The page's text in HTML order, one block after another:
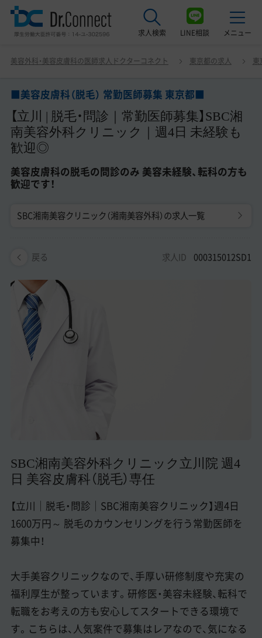
求人検索 LINE相談 メニュー
美容クリニック見学ご希望の方はこちら
サービス紹介
ドクターコネクトの強み
エージェント紹介
美容医療医師の転職お役立ちコンテンツ
美容クリニック見学・研修情報
美容外科・美容皮膚科の医師転職体験談
美容クリニックインタビュー
医師採用ご担当者様・その他問い合わせ
美容外科・美容皮膚科の医師求人ドクターコネクト 東京都の求人 東
■美容皮膚科（脱毛） 常勤医師募集 東京都■
【立川 | 脱毛・問診｜常勤医師募集】SBC湘
南美容外科クリニック｜週4日 未経験も
歓迎◎
美容皮膚科の脱毛の問診のみ 美容未経験、転科の方も
歓迎です！
SBC湘南美容クリニック（湘南美容外科）の求人一覧
戻る 求人ID 000315012SD1
SBC湘南美容外科クリニック立川院 週4
日 美容皮膚科（脱毛）専任
【立川｜脱毛・問診｜SBC湘南美容クリニック】週4日
1600万円～ 脱毛のカウンセリングを行う常勤医師を
募集中！
大手美容クリニックなので、手厚い研修制度や充実の
福利厚生が整っています。研修医・美容未経験、転科で
転職をお考えの方も安心してスタートできる環境で
す。こちらは、人気案件で募集はレアなので、気になる
■美容皮膚科（脱毛） 常勤医師募集 東京都■ 【立川 | 脱毛・
問診｜常勤医師募集】SBC湘南美容外科クリニック｜週4
験、転科の方も歓迎です！